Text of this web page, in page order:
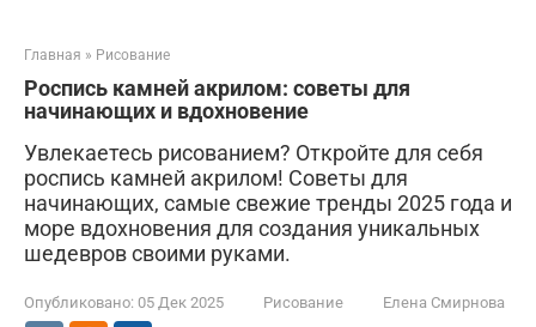
Главная » Рисование
Роспись камней акрилом: советы для
начинающих и вдохновение
Увлекаетесь рисованием? Откройте для себя
роспись камней акрилом! Советы для
начинающих, самые свежие тренды 2025 года и
море вдохновения для создания уникальных
шедевров своими руками.
Опубликовано: 05 Дек 2025 Рисование Елена Смирнова